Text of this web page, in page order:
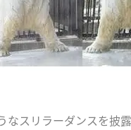
なスリラーダンスを披